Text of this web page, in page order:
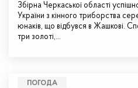
Збірна Черкаської області
України з кінного триборства
юнаків, що відбувся в Жашкові.
три золоті,…
ПОГОДА